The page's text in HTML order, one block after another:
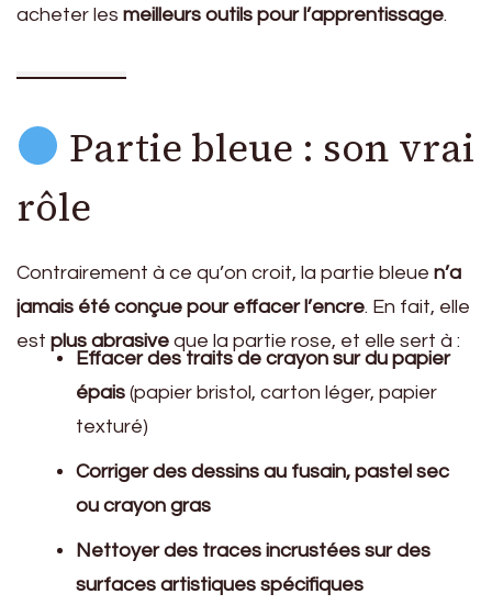
acheter les meilleurs outils pour l’apprentissage.
Partie bleue : son vrai
rôle
Contrairement à ce qu’on croit, la partie bleue n’a
jamais été conçue pour effacer l’encre. En fait, elle
est plus abrasive que la partie rose, et elle sert à :
Effacer des traits de crayon sur du papier
épais (papier bristol, carton léger, papier
texturé)
Corriger des dessins au fusain, pastel sec
ou crayon gras
Nettoyer des traces incrustées sur des
surfaces artistiques spécifiques